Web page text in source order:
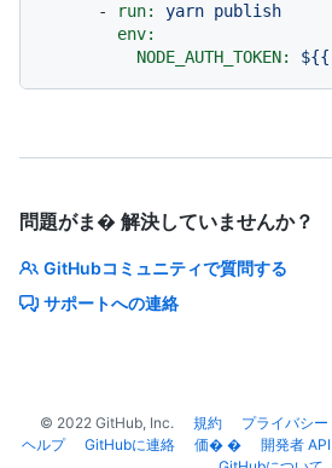
-
run: yarn publish
env:
NODE_AUTH_TOKEN:
${{
問題がま� 解決していませんか？
GitHubコミュニティで質問する
サポートへの連絡
© 2022GitHub, Inc. 規約 プライバシー
ヘルプ
GitHubに連絡 価� � 開発者 API